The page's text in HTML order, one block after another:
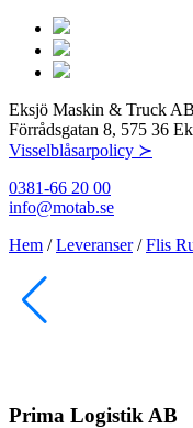
Eksjö Maskin & Truck AB
Förrådsgatan 8, 575 36
Visselblåsarpolicy ≻
0381-66 20 00
info@motab.se
Hem /Leveranser/Flis
Prima Logistik AB